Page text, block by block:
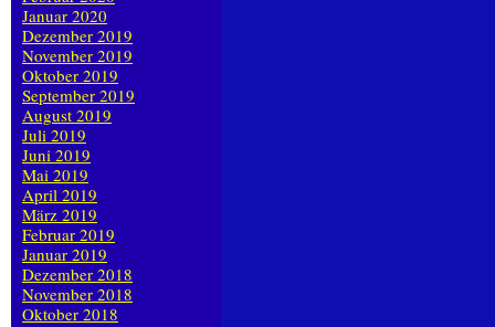
Januar 2020
Dezember 2019
November 2019
Oktober 2019
September 2019
August 2019
Juli 2019
Juni 2019
Mai 2019
April 2019
März 2019
Februar 2019
Januar 2019
Dezember 2018
November 2018
Oktober 2018